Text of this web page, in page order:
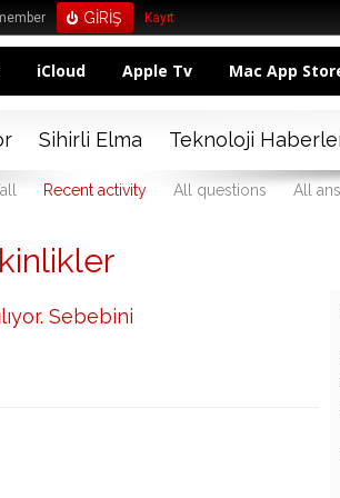
Kayıt
iCloud Apple Tv Mac App
Sihirli Elma Teknoloji
Recent activity All questions All
Sebebini